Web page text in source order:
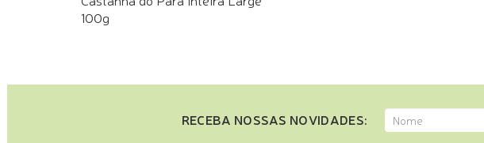
100g
RECEBA NOSSAS NOVIDADES: